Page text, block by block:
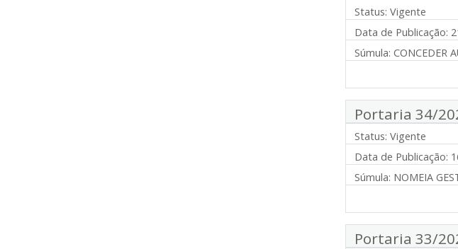
Status: Vigente
Data de Publicação:
Súmula: CONCEDER
Portaria 34/
Status: Vigente
Data de Publicação:
Súmula: NOMEIA
Portaria 33/